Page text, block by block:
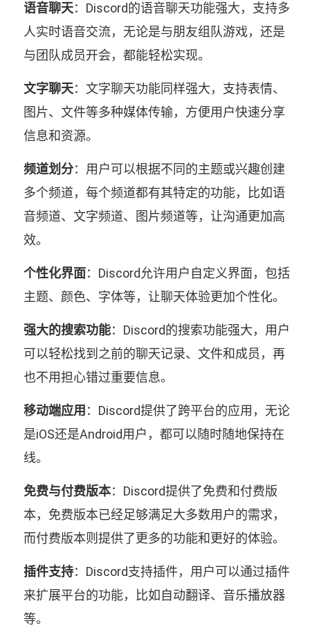
语音聊天：Discord的语音聊天功能强大，支持多
人实时语音交流，无论是与朋友组队游戏，还是
与团队成员开会，都能轻松实现。
文字聊天：文字聊天功能同样强大，支持表情、
图片、文件等多种媒体传输，方便用户快速分享
信息和资源。
频道划分：用户可以根据不同的主题或兴趣创建
多个频道，每个频道都有其特定的功能，比如语
音频道、文字频道、图片频道等，让沟通更加高
效。
个性化界面：Discord允许用户自定义界面，包括
主题、颜色、字体等，让聊天体验更加个性化。
强大的搜索功能：Discord的搜索功能强大，用户
可以轻松找到之前的聊天记录、文件和成员，再
也不用担心错过重要信息。
移动端应用 ：Discord提供了跨平台的应用，无论
是iOS还是Android用户，都可以随时随地保持在
线。
免费与付费版本：Discord提供了免费和付费版
本，免费版本已经足够满足大多数用户的需求，
而付费版本则提供了更多的功能和更好的体验。
插件支持：Discord支持插件，用户可以通过插件
来扩展平台的功能，比如自动翻译、音乐播放器
等。